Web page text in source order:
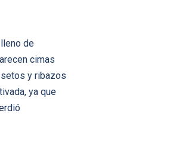
de
cimas
y ribazos
ya que